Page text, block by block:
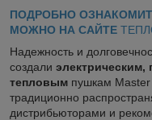
ПОДРОБНО
МОЖНО НА САЙТЕ
Надежность и
создали
тепловым пушкам
традиционно
дистрибьюторами и